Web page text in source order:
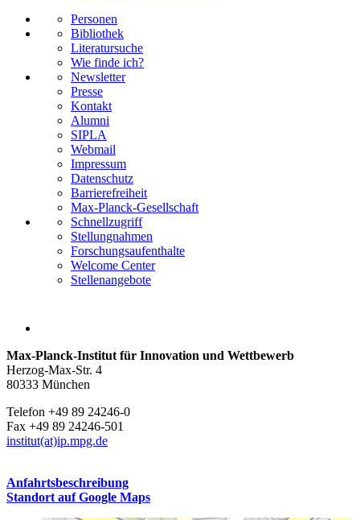
Personen
Bibliothek
Literatursuche
Wie finde ich?
Newsletter
Presse
Kontakt
Alumni
SIPLA
Webmail
Impressum
Datenschutz
Barrierefreiheit
Max-Planck-Gesellschaft
Schnellzugriff
Stellungnahmen
Forschungsaufenthalte
Welcome Center
Stellenangebote
Max-Planck-Institut für Innovation und Wettbewerb
Herzog-Max-Str. 4
80333 München
Telefon +49 89 24246-0
Fax +49 89 24246-501
institut(at)ip.mpg.de
Anfahrtsbeschreibung
Standort auf Google Maps